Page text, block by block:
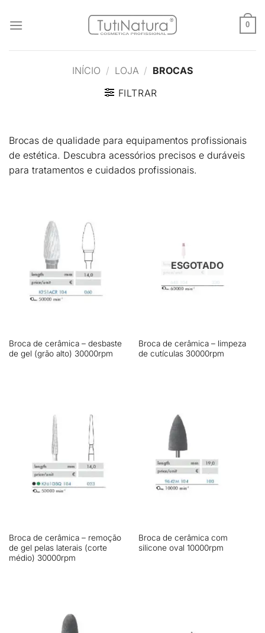
0
INÍCIO / LOJA / BROCAS
FILTRAR
Brocas de qualidade para equipamentos profissionais
de estética. Descubra acessórios precisos e duráveis
para tratamentos e cuidados profissionais.
Broca de cerâmica – desbaste
de gel (grão alto) 30000rpm
ESGOTADO
Broca de cerâmica – limpeza
de cutículas 30000rpm
Broca de cerâmica – remoção
de gel pelas laterais (corte
médio) 30000rpm
Broca de cerâmica com
silicone oval 10000rpm